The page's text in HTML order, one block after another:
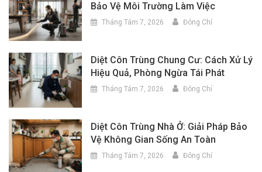
Bảo Vệ Môi Trường Làm Việc
Tháng Tám 7, 2026 Đông Chí
Diệt Côn Trùng Chung Cư: Cách Xử Lý
Hiệu Quả, Phòng Ngừa Tái Phát
Tháng Tám 7, 2026 Đông Chí
Diệt Côn Trùng Nhà Ở: Giải Pháp Bảo
Vệ Không Gian Sống An Toàn
Tháng Tám 7, 2026 Đông Chí